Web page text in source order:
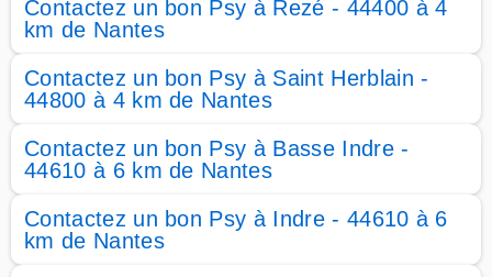
Contactez un bon Psy à Rezé - 44400 à 4
km de Nantes
Contactez un bon Psy à Saint Herblain -
44800 à 4 km de Nantes
Contactez un bon Psy à Basse Indre -
44610 à 6 km de Nantes
Contactez un bon Psy à Indre - 44610 à 6
km de Nantes